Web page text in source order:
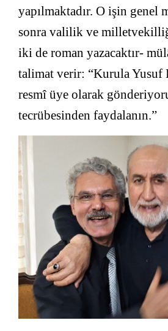
yapılmaktadır. O işin genel
sonra valilik ve
iki de roman yazacaktır-
talimat verir: “Kurula Yusuf
resmî üye olarak
tecrübesinden faydalanın.”